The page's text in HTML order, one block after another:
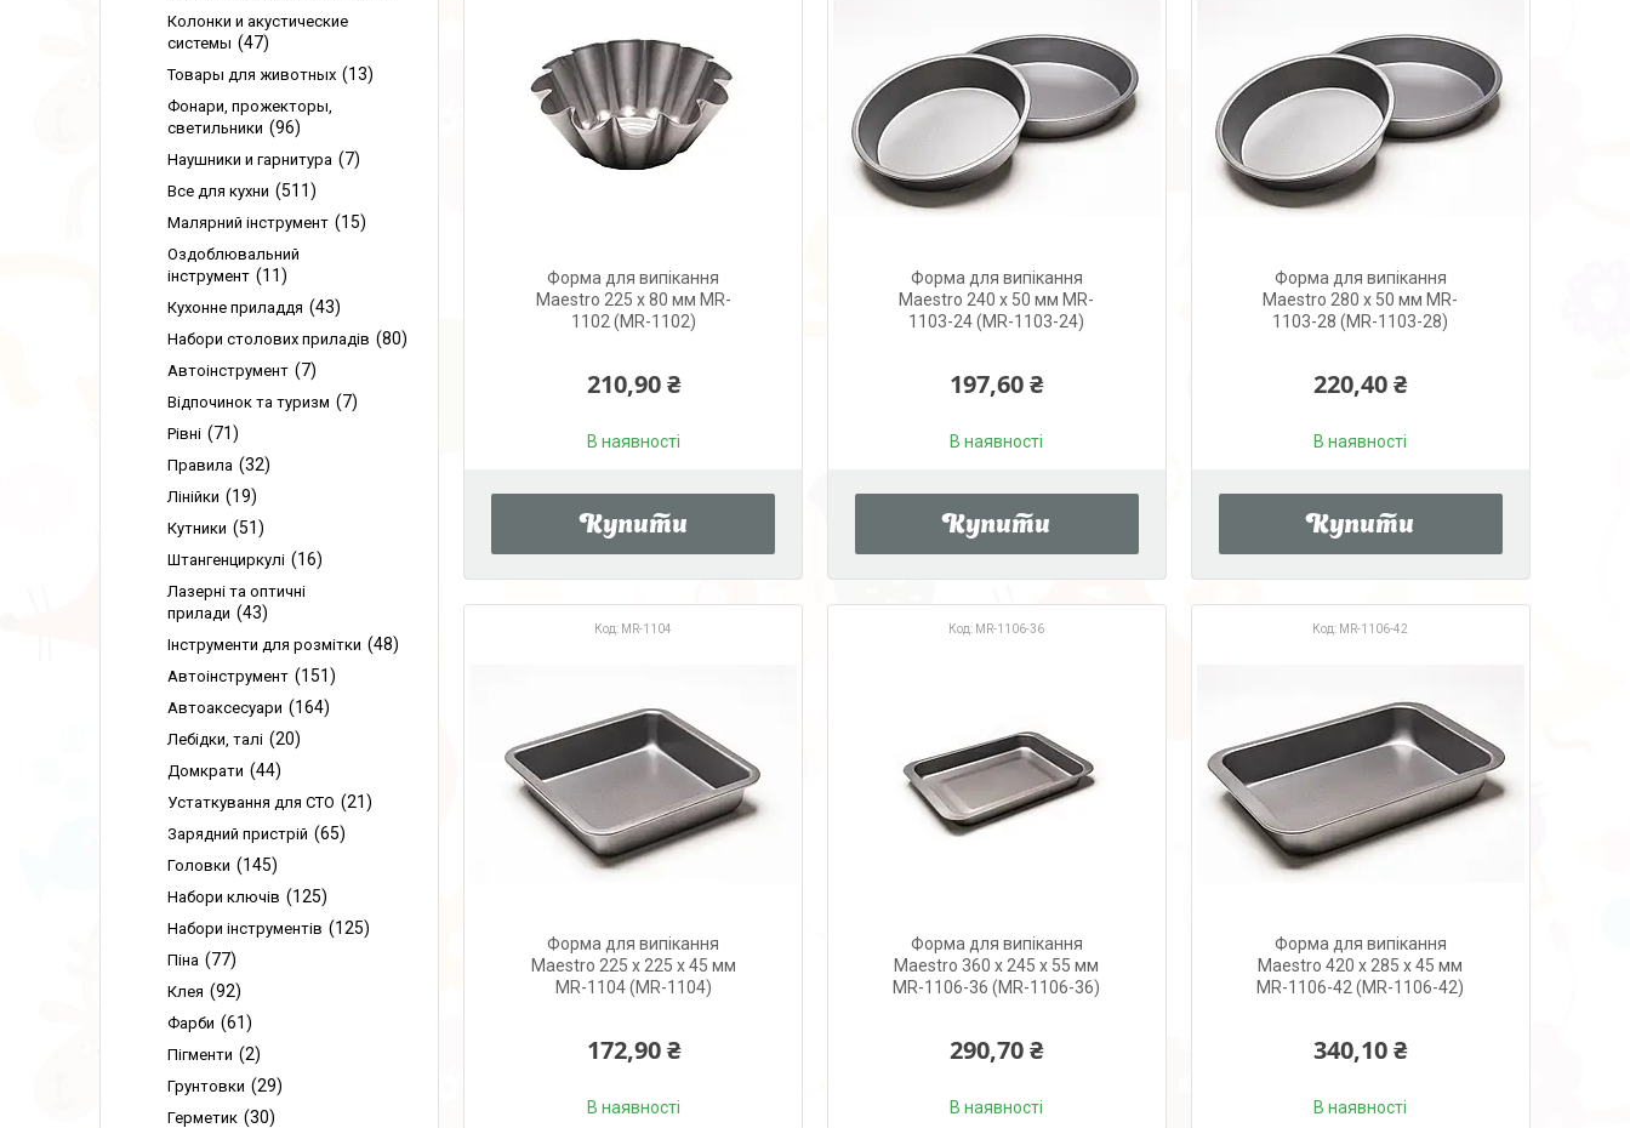
Форма для випікання
Maestro 225 x 80 мм MR-
1102 (MR-1102)
210,90 ₴
В наявності
Купити
Форма для випікання
Maestro 240 х 50 мм MR-
1103-24 (MR-1103-24)
197,60 ₴
В наявності
Купити
Форма для випікання
Maestro 280 х 50 мм MR-
1103-28 (MR-1103-28)
220,40 ₴
В наявності
Купити
MR-1104
Форма для випікання
Maestro 225 х 225 х 45 мм
MR-1104 (MR-1104)
172,90 ₴
В наявності
MR-1106-36
Форма для випікання
Maestro 360 х 245 х 55 мм
MR-1106-36 (MR-1106-36)
290,70 ₴
В наявності
MR-1106-42
Форма для випікання
Maestro 420 х 285 х 45 мм
MR-1106-42 (MR-1106-42)
340,10 ₴
В наявності
Колонки и акустические
системы
47
Товары для животных 13
Фонари, прожекторы,
светильники
96
Наушники и гарнитура 7
Все для кухни 511
Малярний інструмент 15
Оздоблювальний
інструмент
11
Кухонне приладдя 43
Набори столових приладів 80
Автоінструмент 7
Відпочинок та туризм 7
Рівні 71
Правила 32
Лінійки 19
Кутники 51
Штангенциркулі 16
Лазерні та оптичні
прилади
43
Інструменти для розмітки 48
Автоінструмент 151
Автоаксесуари 164
Лебідки, талі 20
Домкрати 44
Устаткування для СТО 21
Зарядний пристрій 65
Головки 145
Набори ключів 125
Набори інструментів 125
Піна 77
Клея 92
Фарби 61
Пігменти 2
Грунтовки 29
Герметик 30